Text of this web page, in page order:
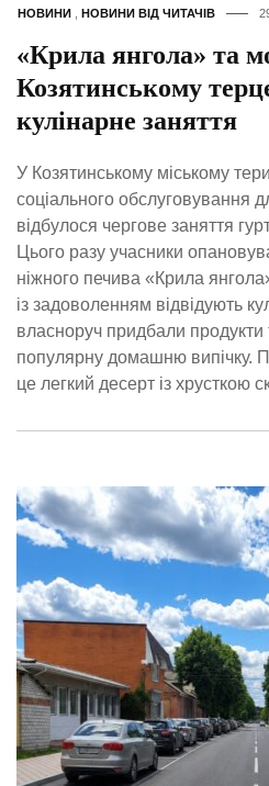
НОВИНИ НОВИНИ ВІД ЧИТАЧІВ
«Крила янгола» та
Козятинському
кулінарне заняття
У Козятинському міському
соціального обслуговування
відбулося чергове заняття
Цього разу учасники
ніжного печива «Крила
із задоволенням відвідують
власноруч придбали продукти
популярну домашню випічку.
це легкий десерт із хрусткою